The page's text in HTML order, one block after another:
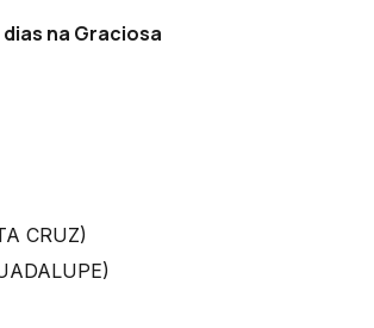
na Graciosa
CRUZ)